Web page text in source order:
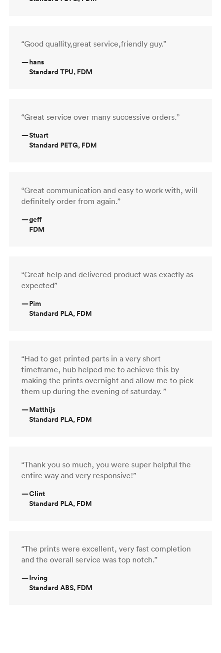
“Good quallity,great service,friendly guy.”
—hans
Standard TPU, FDM
“Great service over many successive orders.”
—Stuart
Standard PETG, FDM
“Great communication and easy to work with, will
definitely order from again.”
—geff
FDM
“Great help and delivered product was exactly as
expected”
—Pim
Standard PLA, FDM
“Had to get printed parts in a very short
timeframe, hub helped me to achieve this by
making the prints overnight and allow me to pick
them up during the evening of saturday. ”
—Matthijs
Standard PLA, FDM
“Thank you so much, you were super helpful the
entire way and very responsive!”
—Clint
Standard PLA, FDM
“The prints were excellent, very fast completion
and the overall service was top notch.”
—Irving
Standard ABS, FDM